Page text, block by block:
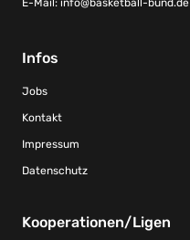
E-Mail: info@basketball-bund.de
Infos
Jobs
Kontakt
Impressum
Datenschutz
Kooperationen/Ligen